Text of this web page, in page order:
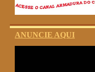
ANUNCIE AQUI